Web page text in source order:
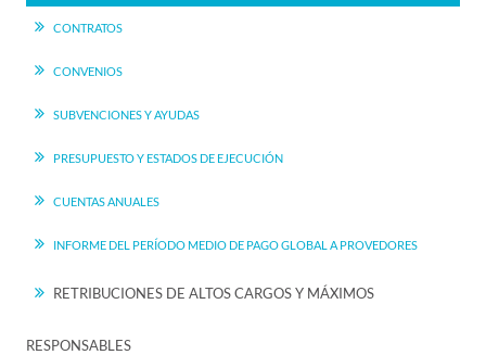
CONTRATOS
CONVENIOS
SUBVENCIONES Y AYUDAS
PRESUPUESTO Y ESTADOS DE EJECUCIÓN
CUENTAS ANUALES
INFORME DEL PERÍODO MEDIO DE PAGO GLOBAL A PROVEDORES
RETRIBUCIONES DE ALTOS CARGOS Y MÁXIMOS
RESPONSABLES